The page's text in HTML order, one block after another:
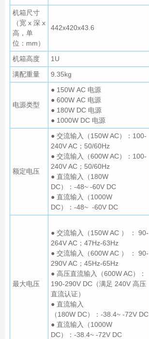
机箱尺寸
（宽 x 深 x
高，单
位：mm）
442x420x43.6
机箱高度 1U
满配重量
9.35kg
电源类型
● 150W AC 电源
● 600W AC 电源
● 180W DC 电源
● 1000W DC 电源
额定电压
● 交流输入（150W AC）：100-
240V AC；50/60Hz
● 交流输入（600W AC）：100-
240V AC；50/60Hz
● 直流输入（180W
DC）：-48~ -60V DC
● 直流输入（1000W
DC）：-48~ -60V DC
最大电压
● 交流输入（150W AC ） ： 90-
264V AC；47Hz-63Hz
● 交流输入（600W AC ） ： 90-
290V AC；45Hz-65Hz
● 高压直流输入（600W AC）：
190-290V DC（满足 240V 高压
直流认证）
● 直流输入
（180W DC）：-38.4~ -72V DC
● 直流输入（1000W
DC）：-38.4~ -72V DC